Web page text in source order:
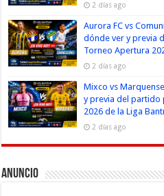
2 días ago
Aurora FC vs
dónde ver y previa
Torneo Apertura
2 días ago
Mixco vs
y previa del partido
2026 de la Liga
2 días ago
Anuncio